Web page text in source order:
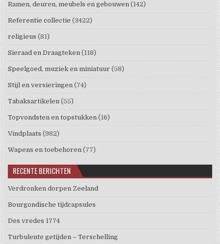
Ramen, deuren, meubels en gebouwen (142)
Referentie collectie (3422)
religieus (81)
Sieraad en Draagteken (118)
Speelgoed, muziek en miniatuur (58)
Stijl en versieringen (74)
Tabaksartikelen (55)
Topvondsten en topstukken (16)
Vindplaats (982)
Wapens en toebehoren (77)
RECENTE BERICHTEN
Verdronken dorpen Zeeland
Bourgondische tijdcapsules
Des vredes 1774
Turbulente getijden – Terschelling